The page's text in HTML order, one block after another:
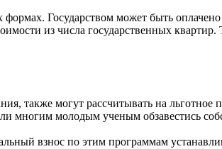
формах. Государством может быть
из числа государственных
также могут рассчитывать на
многим молодым ученым обзавестись
взнос по этим программам